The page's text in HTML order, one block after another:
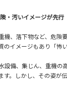
・汚いイメージが先行
機、落下物など、危険
のイメージもあり「怖
設備、集じん、重機の
す。しかし、その姿が